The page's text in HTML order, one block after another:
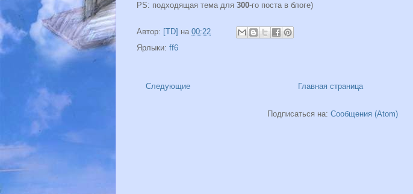
PS: подходящая тема для 300-го поста в блоге)
Автор: [TD] на 00:22
Ярлыки: ff6
Следующие Главная страница
Подписаться на: Сообщения (Atom)